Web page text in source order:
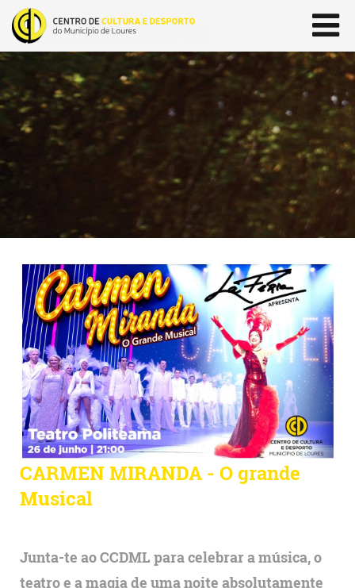
CARMEN MIRANDA - O grande
Musical
Junta-te ao CCDML para celebrar a música, o
teatro e a magia de uma noite absolutamente